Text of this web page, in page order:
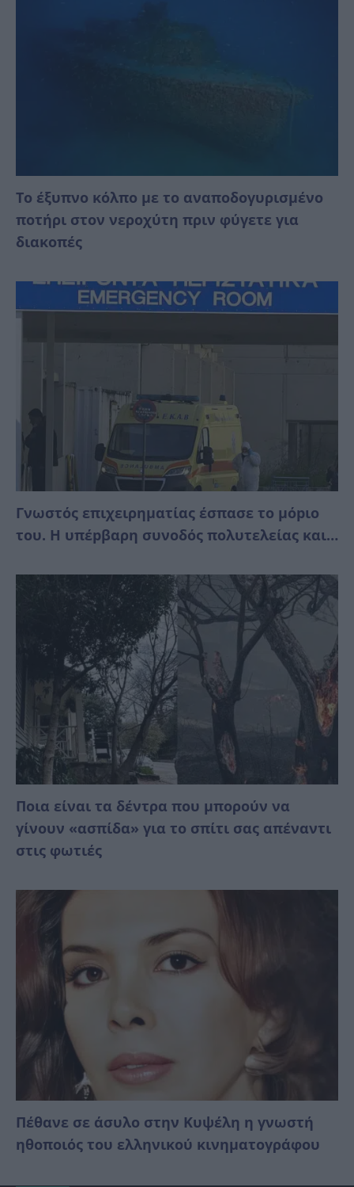
Το έξυπνο κόλπο με το αναποδογυρισμένο
ποτήρι στον νεροχύτη πριν φύγετε για
διακοπές
Γνωστός επιχειρηματίας έσπασε το μόpιο
του. Η υπέpβαρη συνοδός πολυτελείας και…
Ποια είναι τα δέντρα που μπορούν να
γίνουν «ασπίδα» για το σπίτι σας απέναντι
στις φωτιές
Πέθανε σε άσυλο στην Κυψέλη η γνωστή
ηθοποιός του ελληνικού κινηματογράφου